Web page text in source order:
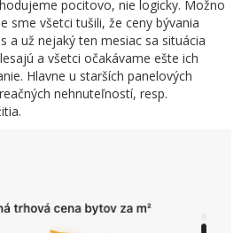
pocitovo, nie logicky. Možno
sme všetci tušili, že ceny bývania
a už nejaký ten mesiac sa situácia
a všetci očakávame ešte ich
Hlavne u starších panelových
nehnuteľností, resp.